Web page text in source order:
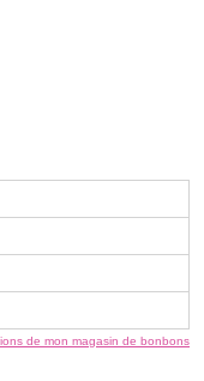
de mon magasin de bonbons